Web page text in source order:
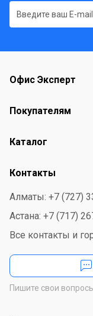
Офис Эксперт
Покупателям
Каталог
Контакты
Алматы: +7 (727)
Астана: +7 (717)
Все контакты и
Пишите свои